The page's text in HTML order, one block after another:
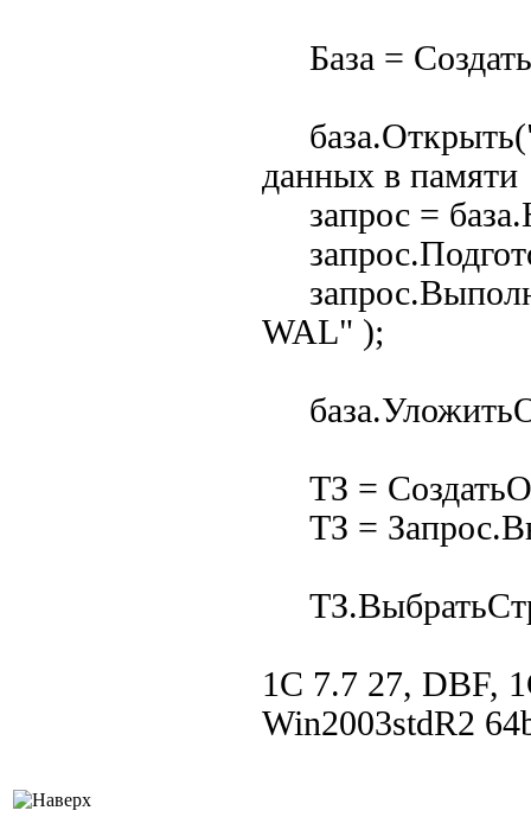
База =
данных в памяти
запрос =
WAL" );
ТЗ =
ТЗ =
1С 7.7 27, DBF,
Win2003stdR2